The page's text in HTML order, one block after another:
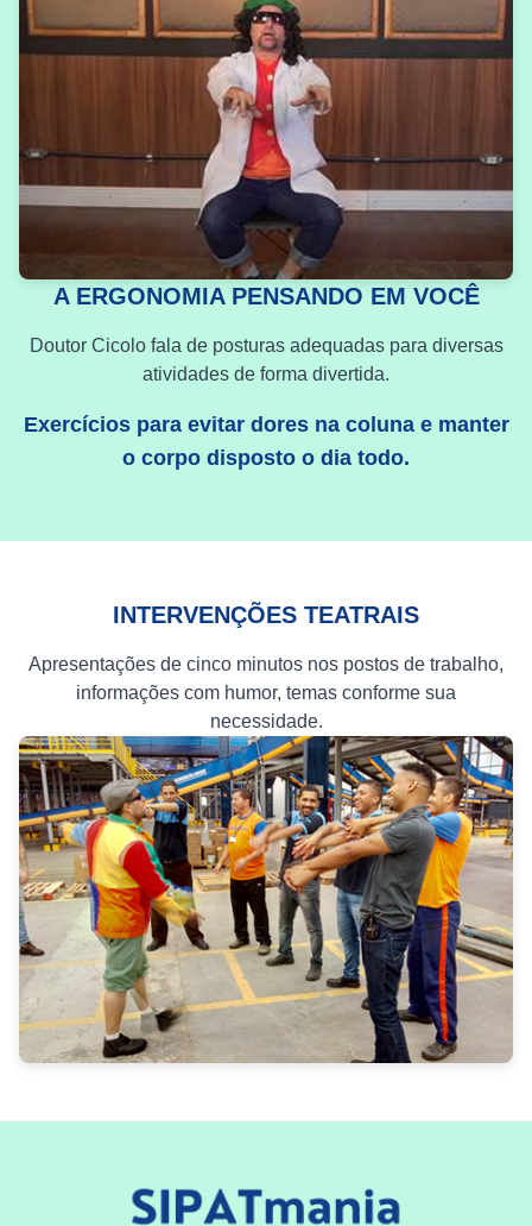
A ERGONOMIA PENSANDO EM VOCÊ
Doutor Cicolo fala de posturas adequadas para diversas
atividades de forma divertida.
Exercícios para evitar dores na coluna e manter
o corpo disposto o dia todo.
INTERVENÇÕES TEATRAIS
Apresentações de cinco minutos nos postos de trabalho,
informações com humor, temas conforme sua
necessidade.